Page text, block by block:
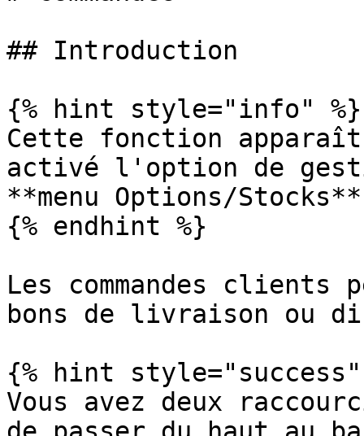
## Introduction
{% hint style="info" %}
Cette fonction apparaît
activé l'option de
**menu Options/
{% endhint %}
Les commandes
bons de livraison ou
{% hint style="success"
Vous avez deux